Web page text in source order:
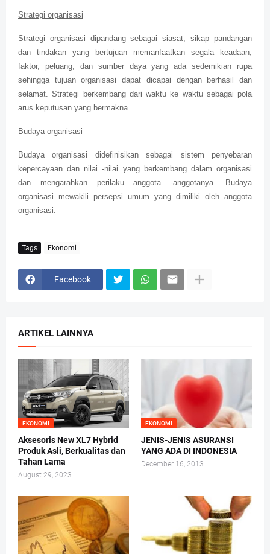
Strategi organisasi
Strategi organisasi dipandang sebagai siasat, sikap pandangan
dan tindakan yang bertujuan memanfaatkan segala keadaan,
faktor, peluang, dan sumber daya yang ada sedemikian rupa
sehingga tujuan organisasi dapat dicapai dengan berhasil dan
selamat. Strategi berkembang dari waktu ke waktu sebagai pola
arus keputusan yang bermakna.
Budaya organisasi
Budaya organisasi didefinisikan sebagai sistem penyebaran
kepercayaan dan nilai -nilai yang berkembang dalam organisasi
dan mengarahkan perilaku anggota -anggotanya. Budaya
organisasi mewakili persepsi umum yang dimiliki oleh anggota
organisasi.
Tags Ekonomi
Facebook
ARTIKEL LAINNYA
EKONOMI
Aksesoris New XL7 Hybrid
Produk Asli, Berkualitas dan
Tahan Lama
August 29, 2023
EKONOMI
JENIS-JENIS ASURANSI
YANG ADA DI INDONESIA
December 16, 2013